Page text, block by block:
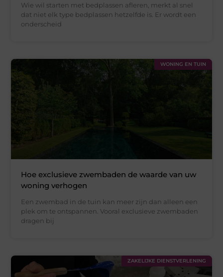
Wie wil starten met bedplassen afleren, merkt al snel
dat niet elk type bedplassen hetzelfde is. Er wordt een
onderscheid
WONING EN TUIN
Hoe exclusieve zwembaden de waarde van uw
woning verhogen
Een zwembad in de tuin kan meer zijn dan alleen een
plek om te ontspannen. Vooral exclusieve zwembaden
dragen bij
ZAKELIJKE DIENSTVERLENING